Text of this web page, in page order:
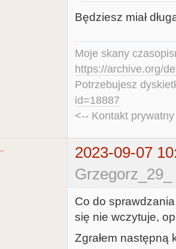
Będziesz miał
Moje skany
https://archive.org/
Potrzebujesz
id=18887
<-- Kontakt
2023-09-07
Co do
się nie wczytuje,
Zgrałem następną